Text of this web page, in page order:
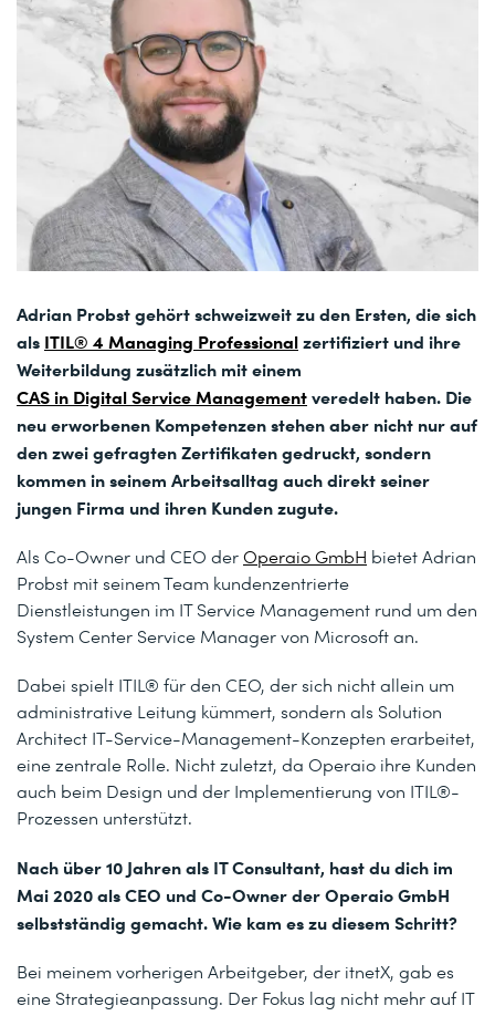
Adrian Probst gehört schweizweit zu den Ersten, die sich
als ITIL® 4 Managing Professionalzertifiziert und ihre
Weiterbildung zusätzlich mit einem
CAS in Digital Service Managementveredelt haben. Die
neu erworbenen Kompetenzen stehen aber nicht nur auf
den zwei gefragten Zertifikaten gedruckt, sondern
kommen in seinem Arbeitsalltag auch direkt seiner
jungen Firma und ihren Kunden zugute.
Als Co-Owner und CEO derOperaio GmbH bietet Adrian
Probst mit seinem Team kundenzentrierte
Dienstleistungen im IT Service Management rund um den
System Center Service Manager von Microsoft an.
Dabei spielt ITIL® für den CEO, der sich nicht allein um
administrative Leitung kümmert, sondern als Solution
Architect IT-Service-Management-Konzepten erarbeitet,
eine zentrale Rolle. Nicht zuletzt, da Operaio ihre Kunden
auch beim Design und der Implementierung von ITIL®-
Prozessen unterstützt.
Nach über 10 Jahren als IT Consultant, hast du dich im
Mai 2020 als CEO und Co-Owner der Operaio GmbH
selbstständig gemacht. Wie kam es zu diesem Schritt?
Bei meinem vorherigen Arbeitgeber, der itnetX, gab es
eine Strategieanpassung. Der Fokus lag nicht mehr auf IT